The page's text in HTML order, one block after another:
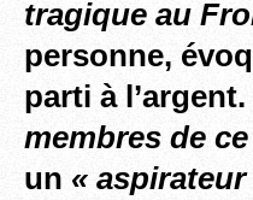
tragique au
personne,
parti à l’argent.
membres de
un «